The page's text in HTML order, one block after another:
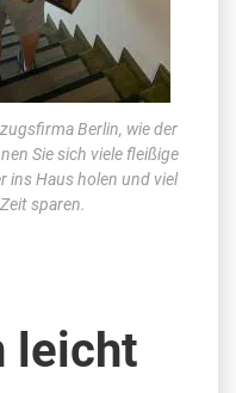
Berlin, wie der
Sie sich viele fleißige
ins Haus holen und viel
Zeit sparen.
leicht